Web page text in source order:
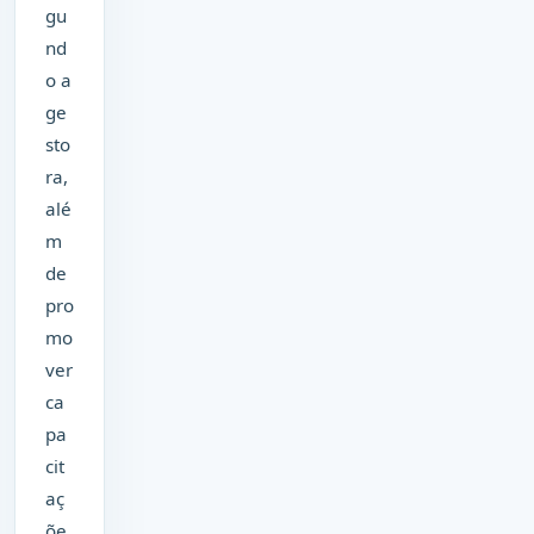
gu
nd
o a
ge
sto
ra,
alé
m
de
pro
mo
ver
ca
pa
cit
aç